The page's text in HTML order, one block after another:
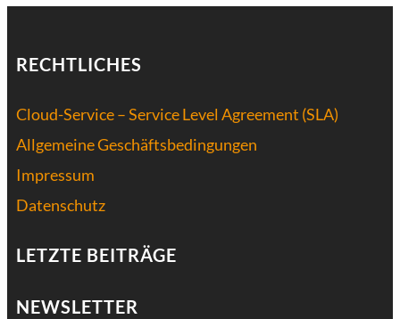
RECHTLICHES
Cloud-Service – Service Level Agreement (SLA)
Allgemeine Geschäftsbedingungen
Impressum
Datenschutz
LETZTE BEITRÄGE
NEWSLETTER